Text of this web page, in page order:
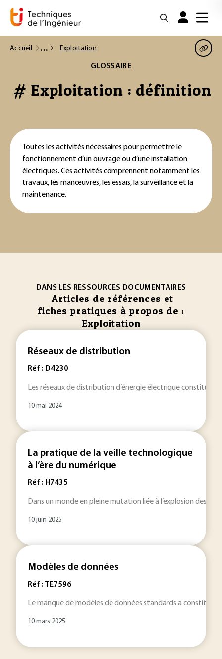
Accueil Exploitation
GLOSSAIRE
# Exploitation : définition
Toutes les activités nécessaires pour permettre le
fonctionnement d’un ouvrage ou d’une installation
électriques. Ces activités comprennent notamment les
travaux, les manœuvres, les essais, la surveillance et la
maintenance.
DANS LES RESSOURCES DOCUMENTAIRES
Articles de références et
fiches pratiques à propos de :
Exploitation
Réseaux de distribution
Réf : D4230
Les réseaux de distribution d’énergie électrique
10 mai 2024
La pratique de la veille technologique
à l’ère du numérique
Réf : H7435
Dans un monde en pleine mutation liée à l’explosion des
10 juin 2025
Modèles de données
Réf : TE7596
Le manque de modèles de données standards a constitué
10 mars 2025